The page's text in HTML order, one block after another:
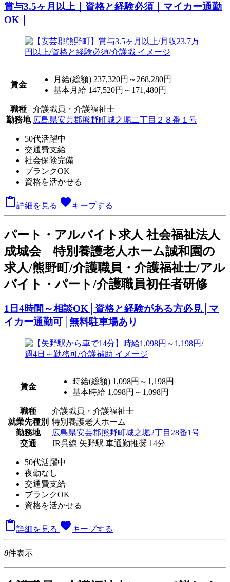
賞与3.5ヶ月以上｜資格と経験必須｜マイカー通勤
OK｜
賃金
月給(総額) 237,320円～268,280円
基本月給 147,520円～171,480円
職種
介護職員・介護福祉士
勤務地 広島県安芸郡熊野町城之堀二丁目２８番１号
50代活躍中
交通費支給
社会保険完備
ブランクOK
資格を活かせる
詳細を見る favoriteキープする
パート ・アルバイト求人 社会福祉法人
成城会 特別養護老人ホーム誠和園の
求人/熊野町/介護職員・介護福祉士/アル
バイト・パート/介護職員初任者研修
1日4時間～相談OK│資格と経験がある方必見│マ
イカー通勤可│無料駐車場あり
賃金
時給(総額) 1,098円～1,198円
基本時給 1,098円～1,098円
職種
介護職員・介護福祉士
就業先種別 特別養護老人ホーム
勤務地
広島県安芸郡熊野町城之堀2丁目28番1号
交通
JR呉線 矢野駅 車通勤推奨 14分
50代活躍中
夜勤なし
交通費支給
ブランクOK
資格を活かせる
詳細を見る favoriteキープする
8件表示